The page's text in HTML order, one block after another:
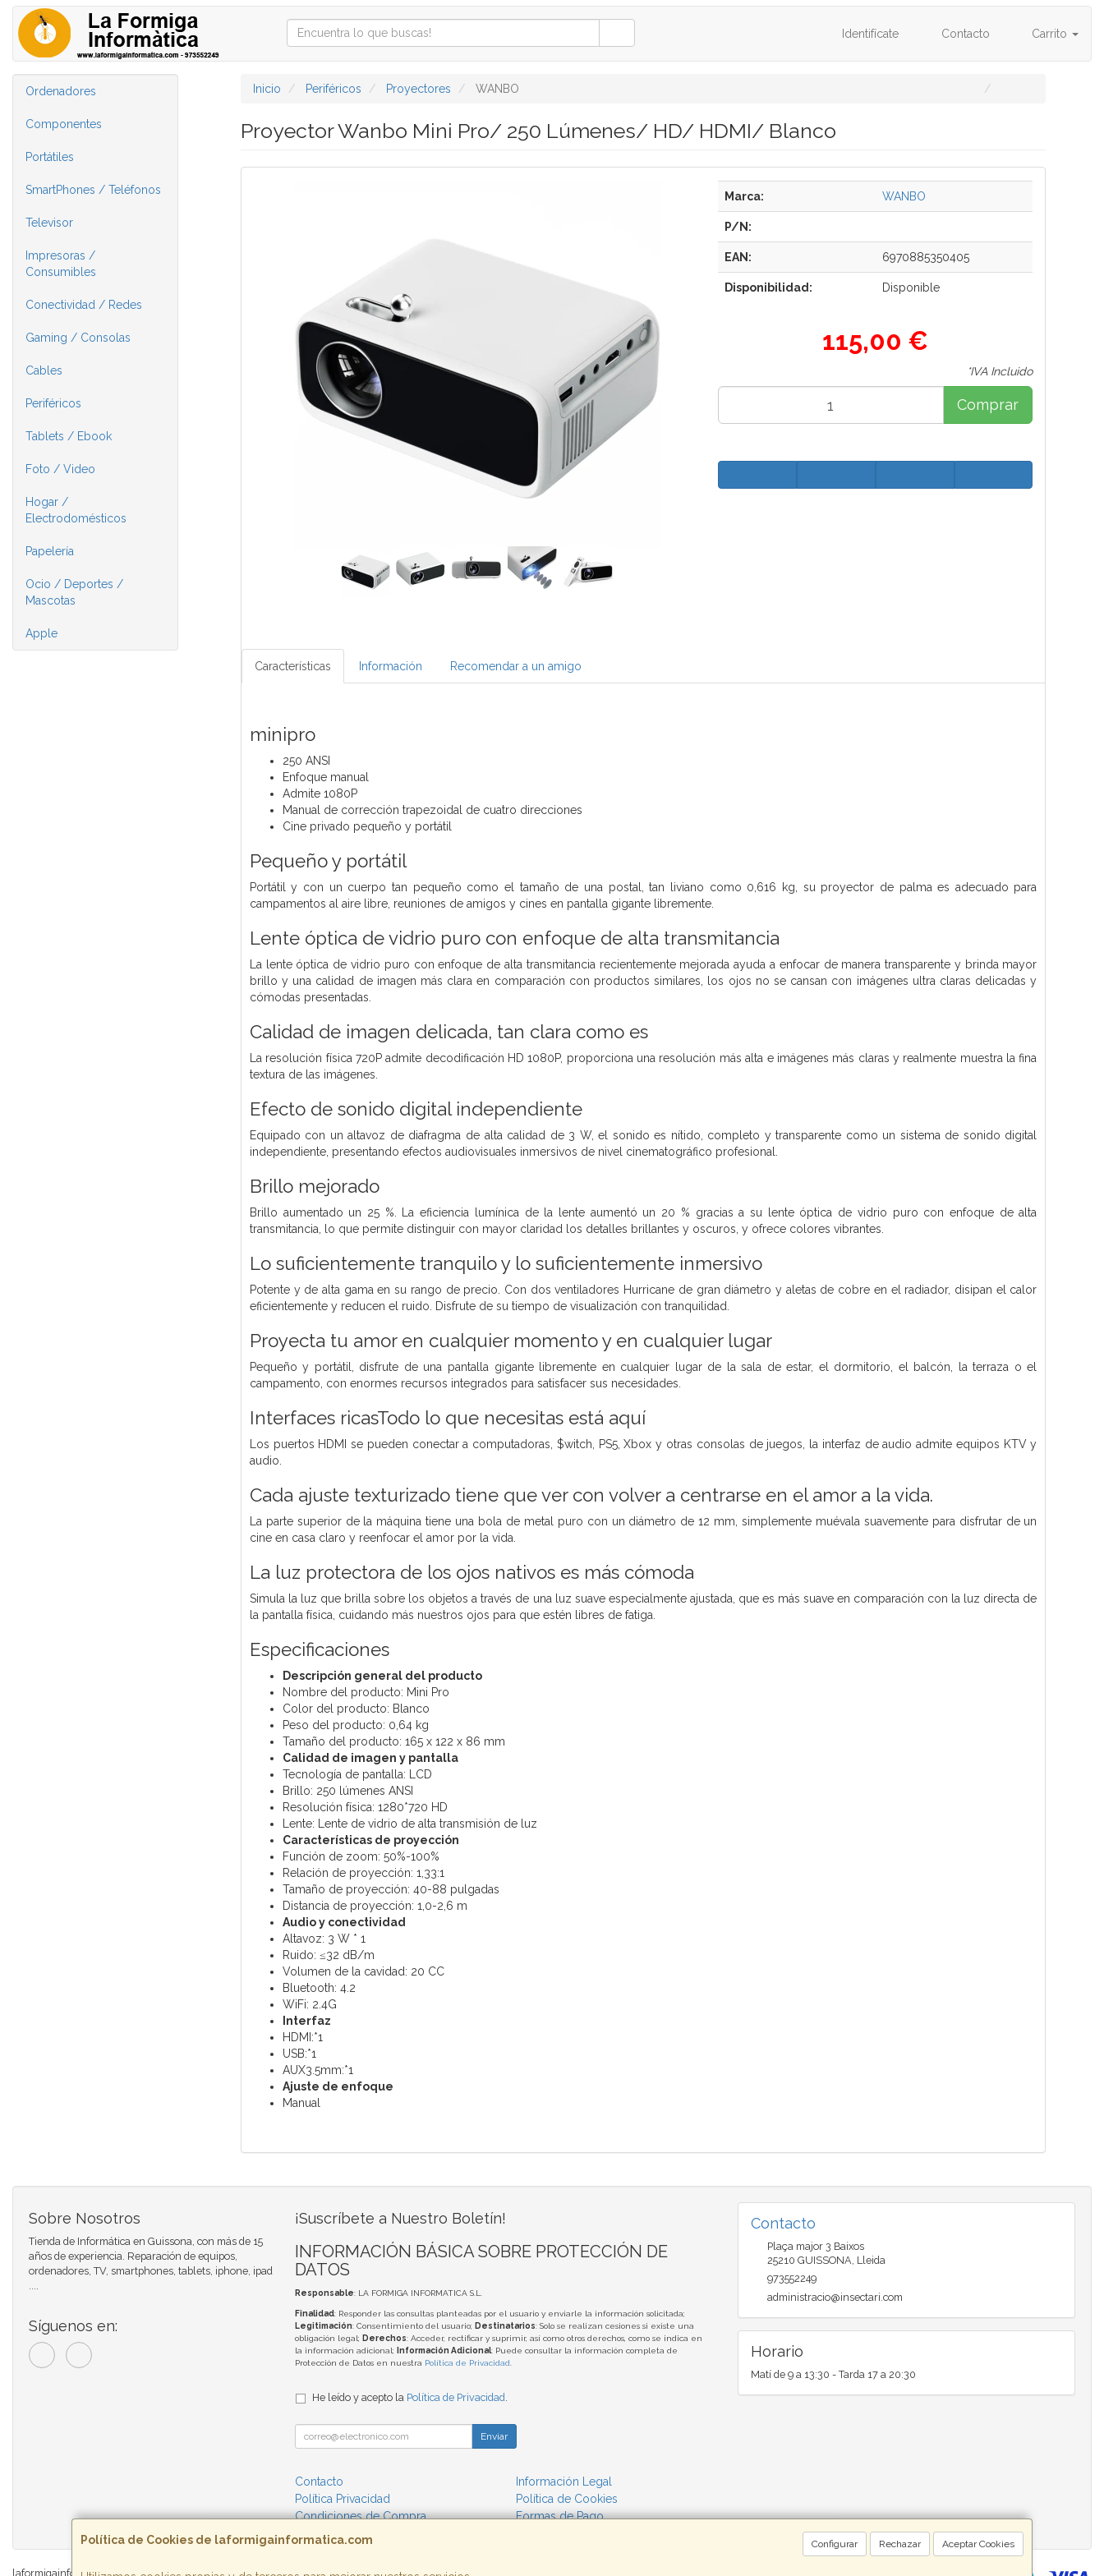
Identifícate Contacto Carrito
Ordenadores
Componentes
Portátiles
SmartPhones / Teléfonos
Televisor
Impresoras /
Consumibles
Conectividad / Redes
Gaming / Consolas
Cables
Periféricos
Tablets / Ebook
Foto / Video
Hogar /
Electrodomésticos
Papelería
Ocio / Deportes /
Mascotas
Apple
Inicio Periféricos Proyectores WANBO
Proyector Wanbo Mini Pro/ 250 Lúmenes/ HD/ HDMI/ Blanco
Marca: WANBO
P/N:
EAN: 6970885350405
Disponibilidad: Disponible
115,00 €
*IVA Incluido
Comprar
Características Información Recomendar a un amigo
minipro
250 ANSI
Enfoque manual
Admite 1080P
Manual de corrección trapezoidal de cuatro direcciones
Cine privado pequeño y portátil
Pequeño y portátil
Portátil y con un cuerpo tan pequeño como el tamaño de una postal, tan liviano como 0,616 kg, su proyector de palma es adecuado para
campamentos al aire libre, reuniones de amigos y cines en pantalla gigante libremente.
Lente óptica de vidrio puro con enfoque de alta transmitancia
La lente óptica de vidrio puro con enfoque de alta transmitancia recientemente mejorada ayuda a enfocar de manera transparente y brinda mayor
brillo y una calidad de imagen más clara en comparación con productos similares, los ojos no se cansan con imágenes ultra claras delicadas y
cómodas presentadas.
Calidad de imagen delicada, tan clara como es
La resolución física 720P admite decodificación HD 1080P, proporciona una resolución más alta e imágenes más claras y realmente muestra la fina
textura de las imágenes.
Efecto de sonido digital independiente
Equipado con un altavoz de diafragma de alta calidad de 3 W, el sonido es nítido, completo y transparente como un sistema de sonido digital
independiente, presentando efectos audiovisuales inmersivos de nivel cinematográfico profesional.
Brillo mejorado
Brillo aumentado un 25 %. La eficiencia lumínica de la lente aumentó un 20 % gracias a su lente óptica de vidrio puro con enfoque de alta
transmitancia, lo que permite distinguir con mayor claridad los detalles brillantes y oscuros, y ofrece colores vibrantes.
Lo suficientemente tranquilo y lo suficientemente inmersivo
Potente y de alta gama en su rango de precio. Con dos ventiladores Hurricane de gran diámetro y aletas de cobre en el radiador, disipan el calor
eficientemente y reducen el ruido. Disfrute de su tiempo de visualización con tranquilidad.
Proyecta tu amor en cualquier momento y en cualquier lugar
Pequeño y portátil, disfrute de una pantalla gigante libremente en cualquier lugar de la sala de estar, el dormitorio, el balcón, la terraza o el
campamento, con enormes recursos integrados para satisfacer sus necesidades.
Interfaces ricasTodo lo que necesitas está aquí
Los puertos HDMI se pueden conectar a computadoras, $witch, PS5, Xbox y otras consolas de juegos, la interfaz de audio admite equipos KTV y
audio.
Cada ajuste texturizado tiene que ver con volver a centrarse en el amor a la vida.
La parte superior de la máquina tiene una bola de metal puro con un diámetro de 12 mm, simplemente muévala suavemente para disfrutar de un
cine en casa claro y reenfocar el amor por la vida.
La luz protectora de los ojos nativos es más cómoda
Simula la luz que brilla sobre los objetos a través de una luz suave especialmente ajustada, que es más suave en comparación con la luz directa de
la pantalla física, cuidando más nuestros ojos para que estén libres de fatiga.
Especificaciones
Descripción general del producto
Nombre del producto: Mini Pro
Color del producto: Blanco
Peso del producto: 0,64 kg
Tamaño del producto: 165 x 122 x 86 mm
Calidad de imagen y pantalla
Tecnología de pantalla: LCD
Brillo: 250 lúmenes ANSI
Resolución física: 1280*720 HD
Lente: Lente de vidrio de alta transmisión de luz
Características de proyección
Función de zoom: 50%-100%
Relación de proyección: 1,33:1
Tamaño de proyección: 40-88 pulgadas
Distancia de proyección: 1,0-2,6 m
Audio y conectividad
Altavoz: 3 W * 1
Ruido: ≤32 dB/m
Volumen de la cavidad: 20 CC
Bluetooth: 4.2
WiFi: 2.4G
Interfaz
HDMI:*1
USB:*1
AUX3.5mm:*1
Ajuste de enfoque
Manual
Política de Cookies de laformigainformatica.com Configurar Rechazar Aceptar Cookies
Sobre Nosotros
Tienda de Informática en Guissona, con más de 15
años de experiencia. Reparación de equipos,
ordenadores, TV, smartphones, tablets, iphone, ipad
....
Síguenos en:
¡Suscríbete a Nuestro Boletín!
INFORMACIÓN BÁSICA SOBRE PROTECCIÓN DE
DATOS
Responsable: LA FORMIGA INFORMATICA S.L.
Finalidad: Responder las consultas planteadas por el usuario y enviarle la información solicitada;
Legitimación: Consentimiento del usuario; Destinatarios: Solo se realizan cesiones si existe una
obligación legal; Derechos: Acceder, rectificar y suprimir, así como otros derechos, como se indica en
la información adicional;
Información Adicional: Puede consultar la información completa de
Protección de Datos en nuestra Política de Privacidad.
He leído y acepto la Política de Privacidad.
Enviar
Contacto
Información Legal
Política Privacidad
Política de Cookies
Condiciones de Compra
Formas de Pago
Contacto
Plaça major 3 Baixos
25210 GUISSONA, Lleida
973552249
administracio@insectari.com
Horario
Matí de 9 a 13:30 - Tarda 17 a 20:30
laformigainformatica.com © 2026